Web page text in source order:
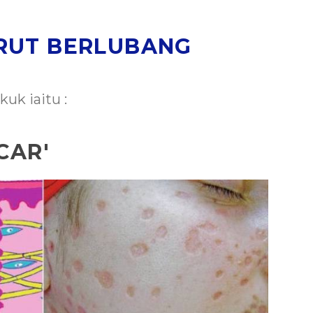
BERLUBANG
iaitu :